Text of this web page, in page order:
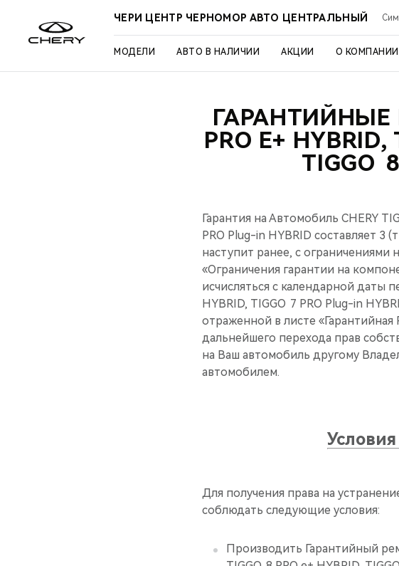
ЧЕРИ ЦЕНТР ЧЕРНОМОР АВТО ЦЕНТРАЛЬНЫЙ
МОДЕЛИ АВТО В НАЛИЧИИ АКЦИИ О КОМПАНИИ
ГАРАНТИЙНЫЕ
PRO Е+
TIGGO
Гарантия на Автомобиль CHERY
PRO Plug-in HYBRID составляет 3
наступит ранее, с ограничениями
«Ограничения гарантии на
исчисляться с календарной даты
HYBRID, TIGGO 7 PRO Plug-in
отраженной в листе
дальнейшего перехода прав
на Ваш автомобиль другому
автомобилем.
Для получения права на
соблюдать следующие условия:
Производить Гарантийный